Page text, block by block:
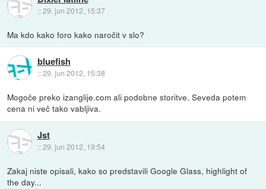
::29. jun 2012, 15:37
Ma kdo kako foro kako naročit v slo?
bluefish
::29. jun 2012, 15:38
Mogoče preko izanglije.com ali podobne storitve. Seveda potem
cena ni več tako vabljiva.
Jst
::29. jun 2012, 19:54
Zakaj niste opisali, kako so predstavili Google Glass, highlight of
the day...